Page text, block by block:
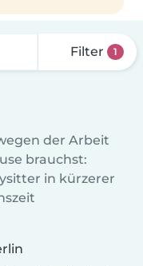
Filter 1
der Arbeit
brauchst:
in kürzerer